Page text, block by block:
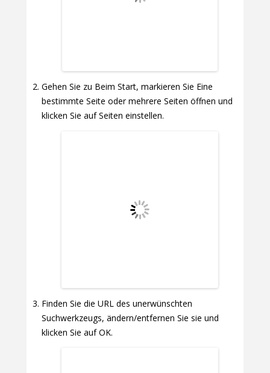
Gehen Sie zu Beim Start, markieren Sie Eine
bestimmte Seite oder mehrere Seiten öffnen und
klicken Sie auf Seiten einstellen.
Finden Sie die URL des unerwünschten
Suchwerkzeugs, ändern/entfernen Sie sie und
klicken Sie auf OK.